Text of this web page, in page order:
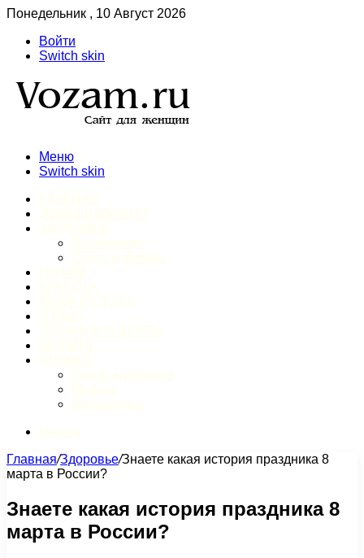
Понедельник , 10 Август 2026
Войти
Switch skin
Меню
Switch skin
Главная/Здоровье/Знаете какая история праздника 8
марта в России?
Знаете какая история праздника 8
марта в России?